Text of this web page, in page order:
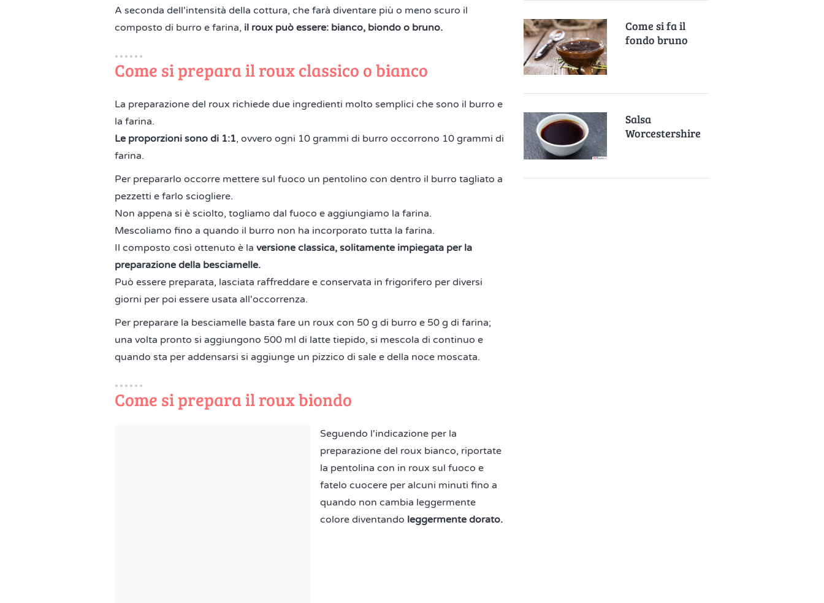
A seconda dell'intensità della cottura, che farà diventare più o meno scuro il
composto di burro e farina, il roux può essere: bianco, biondo o bruno.
Come si prepara il roux classico o bianco
La preparazione del roux richiede due ingredienti molto semplici che sono il burro e
la farina.
Le proporzioni sono di 1:1, ovvero ogni 10 grammi di burro occorrono 10 grammi di
farina.
Per prepararlo occorre mettere sul fuoco un pentolino con dentro il burro tagliato a
pezzetti e farlo sciogliere.
Non appena si è sciolto, togliamo dal fuoco e aggiungiamo la farina.
Mescoliamo fino a quando il burro non ha incorporato tutta la farina.
Il composto così ottenuto è la versione classica, solitamente impiegata per la
preparazione della besciamelle.
Può essere preparata, lasciata raffreddare e conservata in frigorifero per diversi
giorni per poi essere usata all'occorrenza.
Per preparare la besciamelle basta fare un roux con 50 g di burro e 50 g di farina;
una volta pronto si aggiungono 500 ml di latte tiepido, si mescola di continuo e
quando sta per addensarsi si aggiunge un pizzico di sale e della noce moscata.
Come si prepara il roux biondo
Seguendo l'indicazione per la
preparazione del roux bianco, riportate
la pentolina con in roux sul fuoco e
fatelo cuocere per alcuni minuti fino a
quando non cambia leggermente
colore diventando leggermente dorato.
Come si fa il
fondo bruno
Salsa
Worcestershire